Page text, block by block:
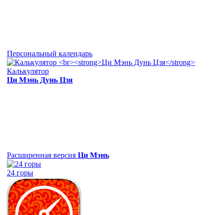
Персональный календарь
Калькулятор
Ци Мэнь Дунь Цзя
Расширенная версия Ци Мэнь
24 горы